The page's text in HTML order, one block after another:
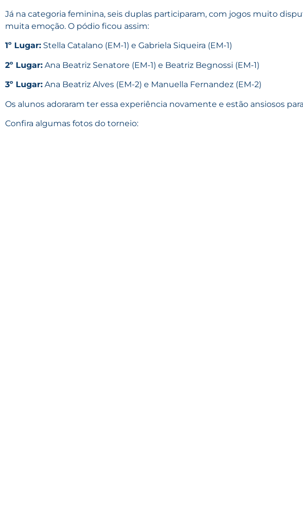
Já na categoria feminina, seis duplas participaram, com jogos muito
muita emoção. O pódio ficou assim:
1º Lugar: Stella Catalano (EM-1) e Gabriela Siqueira (EM-1)
2º Lugar: Ana Beatriz Senatore (EM-1) e Beatriz Begnossi (EM-1)
3º Lugar: Ana Beatriz Alves (EM-2) e Manuella Fernandez (EM-2)
Os alunos adoraram ter essa experiência novamente e estão ansiosos
Confira algumas fotos do torneio: